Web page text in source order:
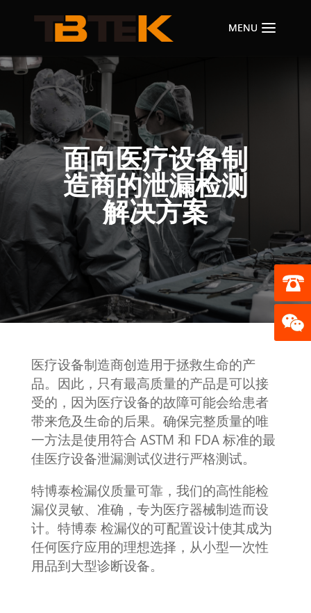
面向医疗设备制
造商的泄漏检测
解决方案
医疗设备制造商创造用于拯救生命的产
品。因此，只有最高质量的产品是可以接
受的，因为医疗设备的故障可能会给患者
带来危及生命的后果。确保完整质量的唯
一方法是使用符合 ASTM 和 FDA 标准的最
佳医疗设备泄漏测试仪进行严格测试。
特博泰检漏仪质量可靠，我们的高性能检
漏仪灵敏、准确，专为医疗器械制造而设
计。特博泰 检漏仪的可配置设计使其成为
任何医疗应用的理想选择，从小型一次性
用品到大型诊断设备。